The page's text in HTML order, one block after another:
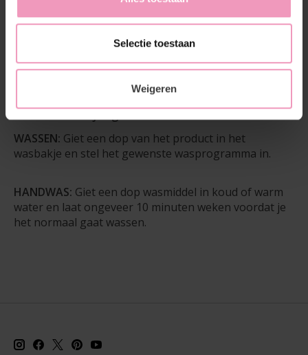
Selectie toestaan
Weigeren
Wash Plus en geniet van onberispelijke resultaten.
Wasbeurten:ongeveer 33
WASSEN: Giet een dop van het product in het
wasbakje en stel het gewenste wasprogramma in.
HANDWAS: Giet een dop wasmiddel in koud of warm
water en laat ongeveer 10 minuten weken voordat je
het normaal gaat wassen.